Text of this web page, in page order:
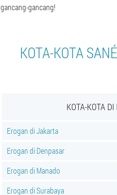
gancang-gancang!
KOTA-KOTA
KOTA-KOTA
Erogan di Jakarta
Erogan di Denpasar
Erogan di Manado
Erogan di Surabaya